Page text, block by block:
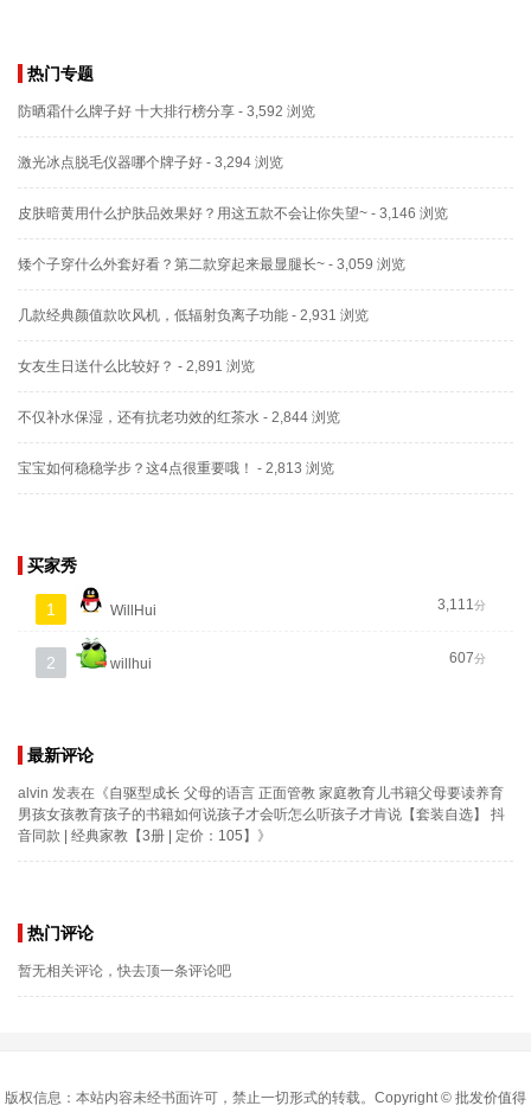
热门专题
防晒霜什么牌子好 十大排行榜分享 - 3,592 浏览
激光冰点脱毛仪器哪个牌子好 - 3,294 浏览
皮肤暗黄用什么护肤品效果好？用这五款不会让你失望~ - 3,146 浏览
矮个子穿什么外套好看？第二款穿起来最显腿长~ - 3,059 浏览
几款经典颜值款吹风机，低辐射负离子功能 - 2,931 浏览
女友生日送什么比较好？ - 2,891 浏览
不仅补水保湿，还有抗老功效的红茶水 - 2,844 浏览
宝宝如何稳稳学步？这4点很重要哦！ - 2,813 浏览
买家秀
1 WillHui 3,111分
2 willhui 607分
最新评论
alvin 发表在《自驱型成长 父母的语言 正面管教 家庭教育儿书籍父母要读养育
男孩女孩教育孩子的书籍如何说孩子才会听怎么听孩子才肯说【套装自选】 抖
音同款 | 经典家教【3册 | 定价：105】 》
热门评论
暂无相关评论，快去顶一条评论吧
版权信息：本站内容未经书面许可，禁止一切形式的转载。Copyright © 批发价值得